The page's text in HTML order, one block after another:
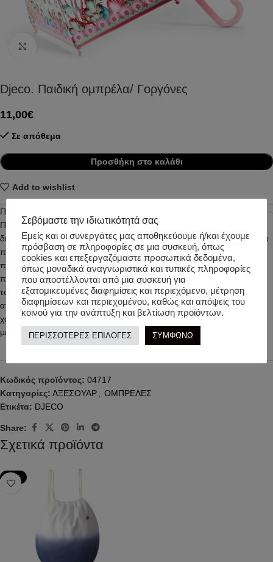
Click to enlarge
Djeco. Παιδική ομπρέλα/ Γοργόνες
11,00€
Σε απόθεμα
Προσθήκη στο καλάθι
Add to wishlist
Περιγραφή
Παιδική ομπρέλα από την εταιρεία Djeco με υπέροχα μοτίβα. Το
διάφανο PVC υλικό της ομπρέλας επιτρέπει στο παιδί να βλέπει και να
παρατηρεί γύρω του, ενώ ο ψηλός θόλος της παρέχει περιμετρική
προστασία από τη βροχή. Ο σκελετός της είναι από Fiberglass υλικό
που τον κάνει γερό και ανθεκτικό. Ο τρόπος ανοίγματός προστατεύει
τα δάχτυλα των μικρών μας φίλων. Τα πλαστικά καπάκια στις άκρες
από τις ακτίνες, καθιστούν την ομπρέλα απόλυτα ασφαλή. Αυτή η
χαρούμενη ομπρέλα θα ομορφύνει σίγουρα τις βροχερές και μουντές
μέρες!
Κωδικός προϊόντος: 04717
Κατηγορίες: ΑΞΕΣΟΥΑΡ
ΟΜΠΡΕΛΕΣ
Ετικέτα: DJECO
Share:
Σχετικά προϊόντα
-79%
Σεβόμαστε την ιδιωτικότητά σας
Εμείς και οι συνεργάτες μας αποθηκεύουμε ή/και έχουμε
πρόσβαση σε πληροφορίες σε μια συσκευή, όπως
cookies και επεξεργαζόμαστε προσωπικά δεδομένα,
όπως μοναδικά αναγνωριστικά και τυπικές πληροφορίες
που αποστέλλονται από μια συσκευή για
εξατομικευμένες διαφημίσεις και περιεχόμενο, μέτρηση
διαφημίσεων και περιεχομένου, καθώς και απόψεις του
κοινού για την ανάπτυξη και βελτίωση προϊόντων.
ΠΕΡΙΣΣΟΤΕΡΕΣ ΕΠΙΛΟΓΕΣ ΣΥΜΦΩΝΩ